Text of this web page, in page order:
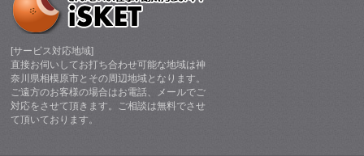
[サービス対応地域]
直接お伺いしてお打ち合わせ可能な地域は神
奈川県相模原市とその周辺地域となります。
ご遠方のお客様の場合はお電話、メールでご
対応をさせて頂きます。ご相談は無料でさせ
て頂いております。